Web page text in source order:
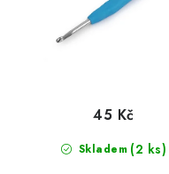
Skladem (2 ks)
45 Kč